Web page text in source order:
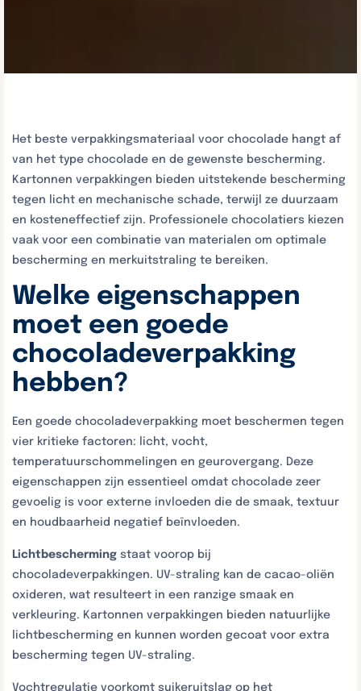
Het beste verpakkingsmateriaal voor chocolade hangt af
van het type chocolade en de gewenste bescherming.
Kartonnen verpakkingen bieden uitstekende bescherming
tegen licht en mechanische schade, terwijl ze duurzaam
en kosteneffectief zijn. Professionele chocolatiers kiezen
vaak voor een combinatie van materialen om optimale
bescherming en merkuitstraling te bereiken.
Welke eigenschappen
moet een goede
chocoladeverpakking
hebben?
Een goede chocoladeverpakking moet beschermen tegen
vier kritieke factoren: licht, vocht,
temperatuurschommelingen en geurovergang. Deze
eigenschappen zijn essentieel omdat chocolade zeer
gevoelig is voor externe invloeden die de smaak, textuur
en houdbaarheid negatief beïnvloeden.
Lichtbescherming staat voorop bij
chocoladeverpakkingen. UV-straling kan de cacao-oliën
oxideren, wat resulteert in een ranzige smaak en
verkleuring. Kartonnen verpakkingen bieden natuurlijke
lichtbescherming en kunnen worden gecoat voor extra
bescherming tegen UV-straling.
Vochtregulatie voorkomt suikeruitslag op het